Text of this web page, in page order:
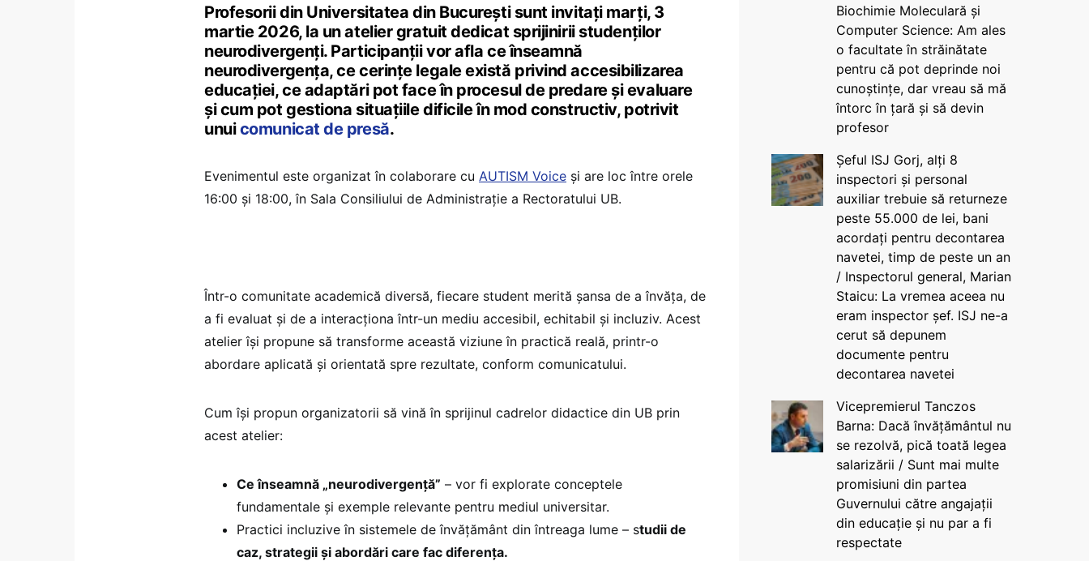
Profesorii din Universitatea din București sunt invitați marți, 3
martie 2026, la un atelier gratuit dedicat sprijinirii studenților
neurodivergenți. Participanții vor afla ce înseamnă
neurodivergența, ce cerințe legale există privind accesibilizarea
educației, ce adaptări pot face în procesul de predare și evaluare
și cum pot gestiona situațiile dificile în mod constructiv, potrivit
unuicomunicat de presă.
Evenimentul este organizat în colaborare cu AUTISM Voice și are loc între orele
16:00 și 18:00, în Sala Consiliului de Administrație a Rectoratului UB.
Într-o comunitate academică diversă, fiecare student merită șansa de a învăța, de
a fi evaluat și de a interacționa într-un mediu accesibil, echitabil și incluziv. Acest
atelier își propune să transforme această viziune în practică reală, printr-o
abordare aplicată și orientată spre rezultate, conform comunicatului.
Cum își propun organizatorii să vină în sprijinul cadrelor didactice din UB prin
acest atelier:
Ce înseamnă „neurodivergență” – vor fi explorate conceptele
fundamentale și exemple relevante pentru mediul universitar.
Practici incluzive în sistemele de învățământ din întreaga lume – studii de
caz, strategii și abordări care fac diferența.
Biochimie Moleculară și
Computer Science: Am ales
o facultate în străinătate
pentru că pot deprinde noi
cunoștințe, dar vreau să mă
întorc în țară și să devin
profesor
Șeful ISJ Gorj, alți 8
inspectori și personal
auxiliar trebuie să returneze
peste 55.000 de lei, bani
acordați pentru decontarea
navetei, timp de peste un an
/ Inspectorul general, Marian
Staicu: La vremea aceea nu
eram inspector șef. ISJ ne-a
cerut să depunem
documente pentru
decontarea navetei
Vicepremierul Tanczos
Barna: Dacă învățământul nu
se rezolvă, pică toată legea
salarizării / Sunt mai multe
promisiuni din partea
Guvernului către angajații
din educație și nu par a fi
respectate